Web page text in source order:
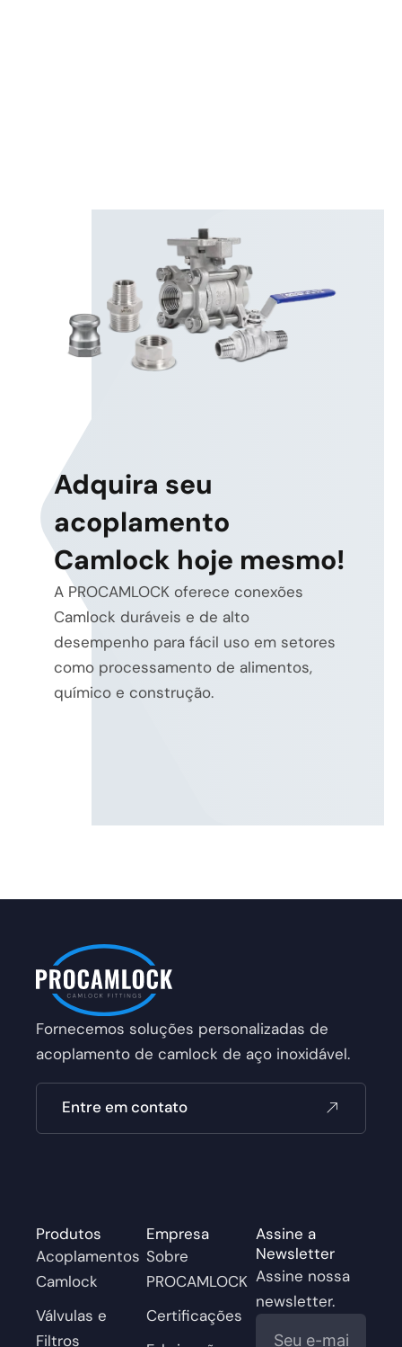
Adquira seu
acoplamento
Camlock hoje mesmo!
A PROCAMLOCK oferece conexões
Camlock duráveis e de alto
desempenho para fácil uso em setores
como processamento de alimentos,
químico e construção.
Fornecemos soluções personalizadas de
acoplamento de camlock de aço inoxidável.
Entre em contato
Produtos
Acoplamentos
Camlock
Válvulas e
Filtros
Empresa
Sobre
PROCAMLOCK
Certificações
Assine a
Newsletter
Assine nossa
newsletter.
E-
mail